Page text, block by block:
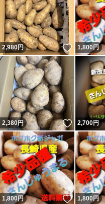
2,980円 いいね！
1,800 円
2,380円 いいね！
2,700円
1,800 円 いいね！
1,800 円